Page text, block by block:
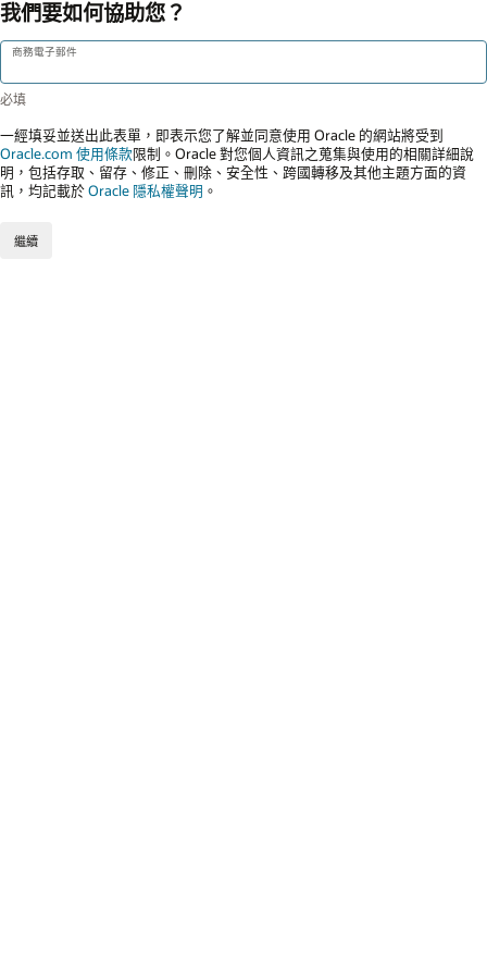
我們要如何協助您？
商務電子郵件
一經填妥並送出此表單，即表示您了解並同意使用 Oracle 的網站將受到
Oracle.com 使用條款限制。Oracle 對您個人資訊之蒐集與使用的相關詳細說
明，包括存取、留存、修正、刪除、安全性、跨國轉移及其他主題方面的資
訊，均記載於Oracle 隱私權聲明 。
繼續